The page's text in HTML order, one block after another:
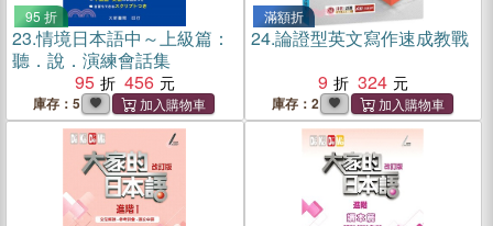
95 折
23.情境日本語中～上級篇：
聽．說．演練會話集
95
456
庫存：5
滿額折
24.論證型英文寫作速成教戰
9
324
庫存：2